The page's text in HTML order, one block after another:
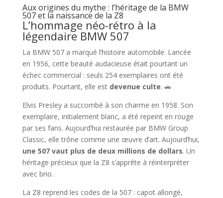
Aux origines du mythe : l’héritage de la BMW
507 et la naissance de la Z8
L’hommage néo-rétro à la
légendaire BMW 507
La BMW 507 a marqué l’histoire automobile. Lancée
en 1956, cette beauté audacieuse était pourtant un
échec commercial : seuls 254 exemplaires ont été
produits. Pourtant, elle est devenue culte. 🚗
Elvis Presley a succombé à son charme en 1958. Son
exemplaire, initialement blanc, a été repeint en rouge
par ses fans. Aujourd’hui restaurée par BMW Group
Classic, elle trône comme une œuvre d’art. Aujourd’hui,
une 507 vaut plus de deux millions de dollars. Un
héritage précieux que la Z8 s’apprête à réinterpréter
avec brio.
La Z8 reprend les codes de la 507 : capot allongé,